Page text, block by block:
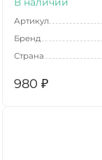
Артикул
Бренд
Страна
980 ₽